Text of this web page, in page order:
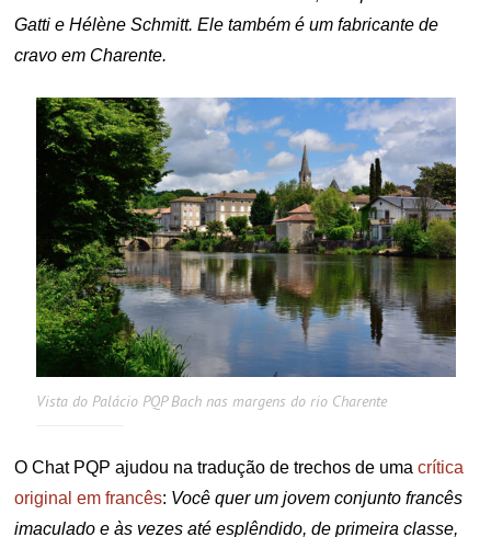
Gatti e Hélène Schmitt. Ele também é um fabricante de
cravo em Charente.
Vista do Palácio PQP Bach nas margens do rio Charente
O Chat PQP ajudou na tradução de trechos de umacrítica
original em francês: Você quer um jovem conjunto francês
imaculado e às vezes até esplêndido, de primeira classe,